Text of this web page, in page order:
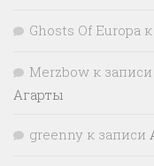
Ghosts Of Europa
Merzbow к записи
Агарты
greenny к записи